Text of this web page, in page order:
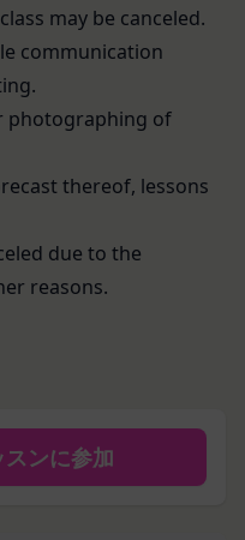
may be canceled.
communication
photographing of
thereof, lessons
due to the
reasons.
ンに参加
使用しております。
SSL通信非対応の場
ームは利用できませ
のお問い合わせをお
情報管理責任者と
び継続的な改善を実
の責任を負いませ
力した情報等によ
った場合
いものとします。
ドの失念に起因す
責任を負わないもの
会員のお客様IDお
た場合、当該お客様
員が、本サービス
場合の責任は全て当
。
該当するおそれのあ
とします。
行為、犯罪に結び